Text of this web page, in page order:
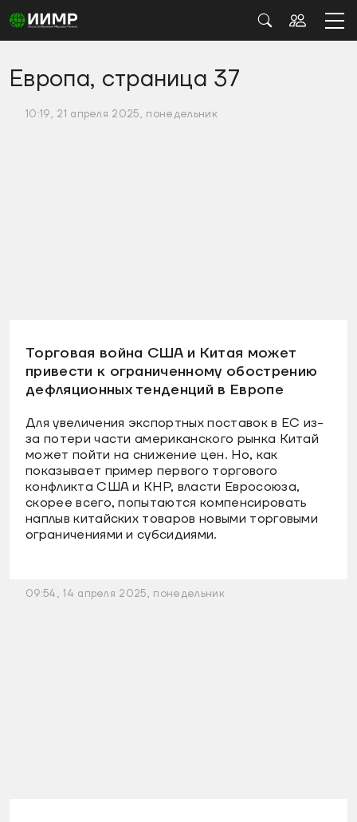
Европа, страница 37
10:19, 21 апреля 2025, понедельник
Торговая война США и Китая может
привести к ограниченному обострению
дефляционных тенденций в Европе
Для увеличения экспортных поставок в ЕС из-
за потери части американского рынка Китай
может пойти на снижение цен. Но, как
показывает пример первого торгового
конфликта США и КНР, власти Евросоюза,
скорее всего, попытаются компенсировать
наплыв китайских товаров новыми торговыми
ограничениями и субсидиями.
09:54, 14 апреля 2025, понедельник